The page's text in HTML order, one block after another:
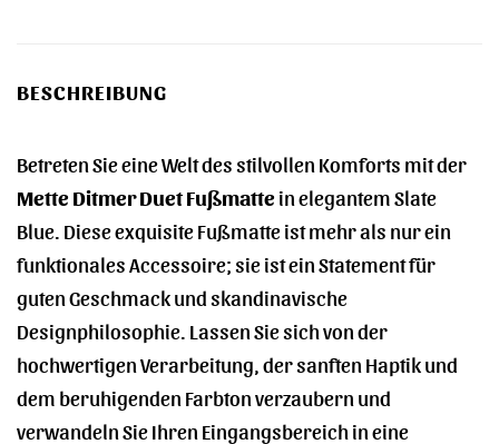
BESCHREIBUNG
Betreten Sie eine Welt des stilvollen Komforts mit der
Mette Ditmer Duet Fußmattein elegantem Slate
Blue. Diese exquisite Fußmatte ist mehr als nur ein
funktionales Accessoire; sie ist ein Statement für
guten Geschmack und skandinavische
Designphilosophie. Lassen Sie sich von der
hochwertigen Verarbeitung, der sanften Haptik und
dem beruhigenden Farbton verzaubern und
verwandeln Sie Ihren Eingangsbereich in eine